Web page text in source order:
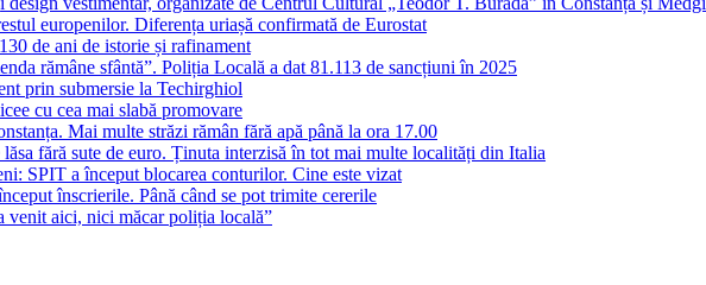
europenilor. Diferența uriașă confirmată de Eurostat
de ani de istorie și rafinament
rămâne sfântă”. Poliția Locală a dat 81.113 de sancțiuni în 2025
prin submersie la Techirghiol
cu cea mai slabă promovare
Mai multe străzi rămân fără apă până la ora 17.00
lăsa fără sute de euro. Ținuta interzisă în tot mai multe localități din Italia
SPIT a început blocarea conturilor. Cine este vizat
înscrierile. Până când se pot trimite cererile
aici, nici măcar poliția locală”